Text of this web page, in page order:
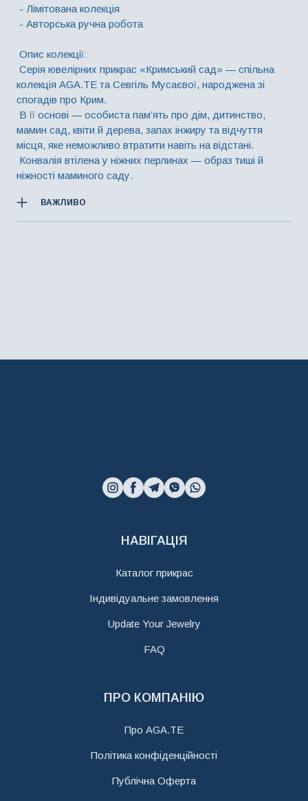
- Лімітована колекція
- Авторська ручна робота
Опис колекції:
Серія ювелірних прикрас «Кримський сад» — спільна
колекція AGA.TE та Севгіль Мусаєвої, народжена зі
спогадів про Крим.
В її основі — особиста пам’ять про дім, дитинство,
мамин сад, квіти й дерева, запах інжиру та відчуття
місця, яке неможливо втратити навіть на відстані.
Конвалія втілена у ніжних перлинах — образ тиші й
ніжності маминого саду.
ВАЖЛИВО
НАВІГАЦІЯ
Каталог прикрас
Індивідуальне замовлення
Update Your Jewelry
FAQ
ПРО КОМПАНІЮ
Про AGA.TE
Політика конфіденційності
Публічна Оферта